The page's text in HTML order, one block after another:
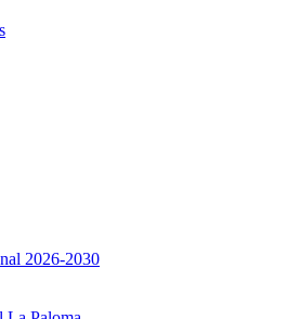
2026-2030